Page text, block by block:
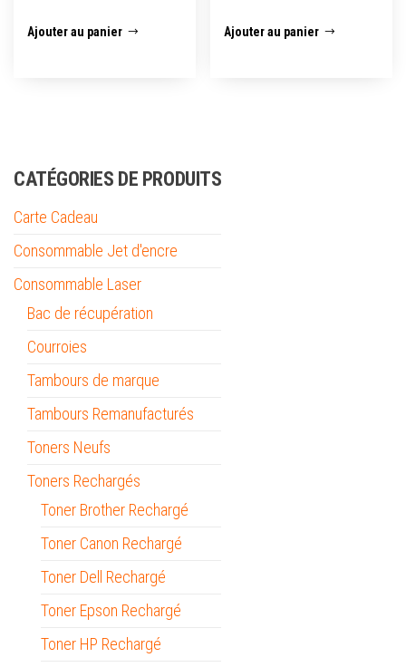
Ajouter au panier Ajouter au panier
CATÉGORIES DE PRODUITS
Carte Cadeau
Consommable Jet d'encre
Consommable Laser
Bac de récupération
Courroies
Tambours de marque
Tambours Remanufacturés
Toners Neufs
Toners Rechargés
Toner Brother Rechargé
Toner Canon Rechargé
Toner Dell Rechargé
Toner Epson Rechargé
Toner HP Rechargé